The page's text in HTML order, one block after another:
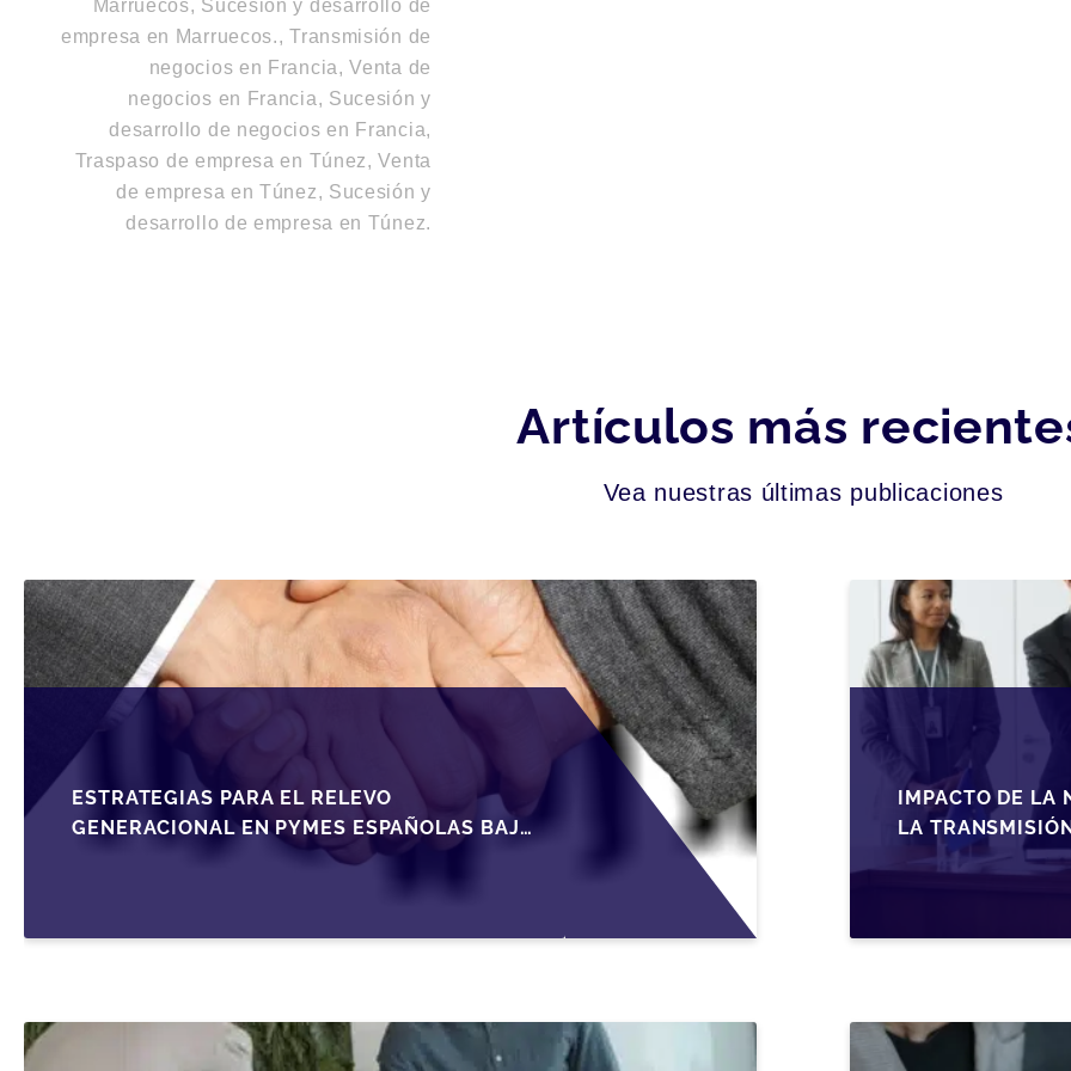
Marruecos, Sucesión y desarrollo de
empresa en Marruecos.,Transmisión de
negocios en Francia, Venta de
negocios en Francia, Sucesión y
desarrollo de negocios en Francia,
Traspaso de empresa en Túnez, Venta
de empresa en Túnez, Sucesión y
desarrollo de empresa en Túnez.
Artículos más
Vea nuestras últimas publicaciones
ESTRATEGIAS PARA EL RELEVO
GENERACIONAL EN PYMES ESPAÑOLAS BAJO
LA LEY DE SOCIEDADES DE CAPITAL
IMPACTO DE LA
LA